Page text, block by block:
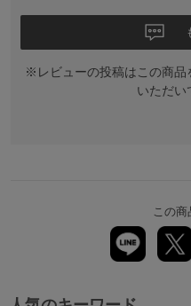
※レビューの投稿はこの商品
いただい
この